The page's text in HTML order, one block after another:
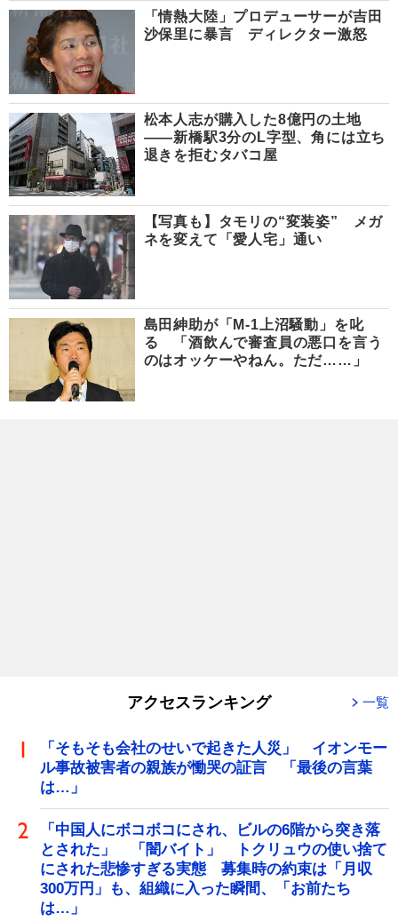
「情熱大陸」プロデューサーが吉田
沙保里に暴言 ディレクター激怒
松本人志が購入した8億円の土地
――新橋駅3分のL字型、角には立ち
退きを拒むタバコ屋
【写真も】タモリの“変装姿” メガ
ネを変えて「愛人宅」通い
島田紳助が「M-1上沼騒動」を叱
る 「酒飲んで審査員の悪口を言う
のはオッケーやねん。ただ……」
アクセスランキング 一覧
「そもそも会社のせいで起きた人災」 イオンモー
ル事故被害者の親族が慟哭の証言 「最後の言葉
は…」
「中国人にボコボコにされ、ビルの6階から突き落
とされた」 「闇バイト」 トクリュウの使い捨て
にされた悲惨すぎる実態 募集時の約束は「月収
300万円」も、組織に入った瞬間、「お前たち
は…」